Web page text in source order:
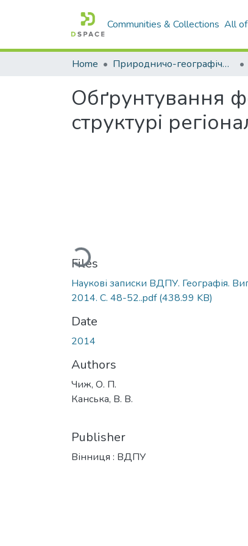
Communities & Collections All
Home Природничо-географічний факультет
Обґрунтування
структурі
Loading...
Files
Наукові записки ВДПУ. Географія.
2014. С. 48-52..pdf(438.99 KB)
Date
2014
Authors
Чиж, О. П.
Канська, В. В.
Publisher
Вінниця : ВДПУ